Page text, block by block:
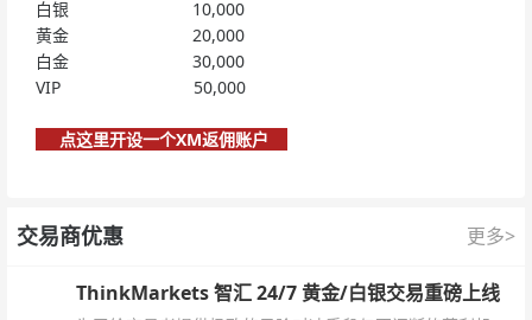
白银 10,000
黄金 20,000
白金 30,000
VIP 50,000
点这里开设一个XM返佣账户
交易商优惠 更多>
ThinkMarkets 智汇 24/7 黄金/白银交易重磅上线